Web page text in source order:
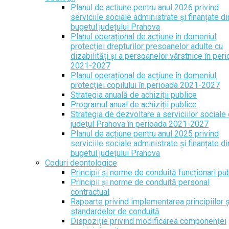
Planul de actiune pentru anul 2026 privind
serviciile sociale administrate și finanțate
bugetul județului Prahova
Planul operațional de acțiune în domeniul
protecției drepturilor presoanelor adulte cu
dizabilități și a persoanelor vârstnice în
2021-2027
Planul operațional de acțiune în domeniul
protecției copilului în perioada 2021-2027
Strategia anuală de achiziții publice
Programul anual de achiziții publice
Strategia de dezvoltare a serviciilor sociale
județul Prahova în perioada 2021-2027
Planul de acțiune pentru anul 2025 privind
serviciile sociale administrate și finanțate
bugetul județului Prahova
Coduri deontologice
Principii și norme de conduită funcționari
Principii și norme de conduită personal
contractual
Rapoarte privind implementarea principiilor
standardelor de conduită
Dispoziție privind modificarea componenței